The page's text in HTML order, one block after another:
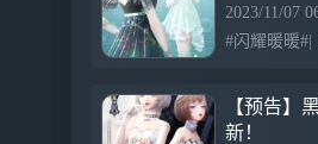
2023/11/07
【预告】
新！